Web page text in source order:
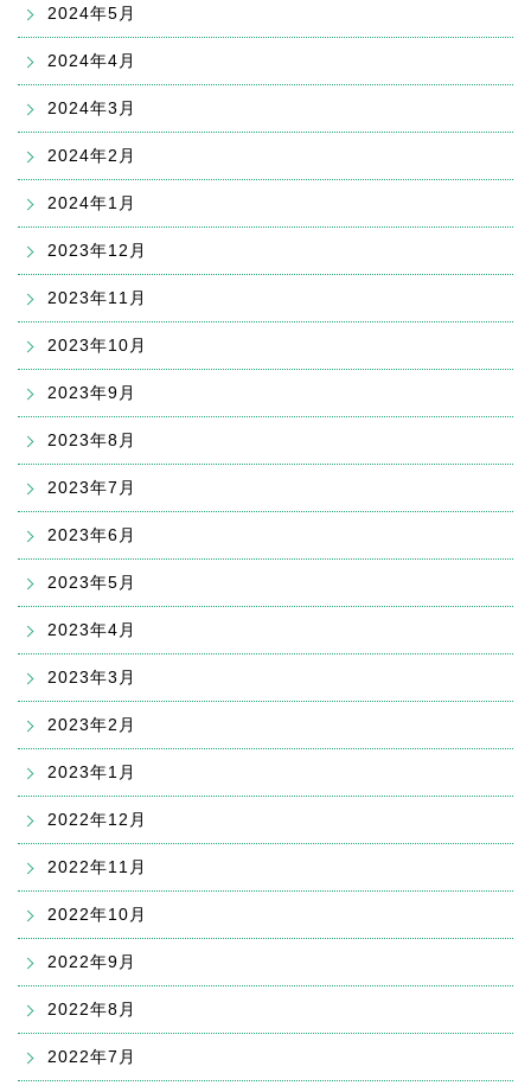
2024年5月
2024年4月
2024年3月
2024年2月
2024年1月
2023年12月
2023年11月
2023年10月
2023年9月
2023年8月
2023年7月
2023年6月
2023年5月
2023年4月
2023年3月
2023年2月
2023年1月
2022年12月
2022年11月
2022年10月
2022年9月
2022年8月
2022年7月